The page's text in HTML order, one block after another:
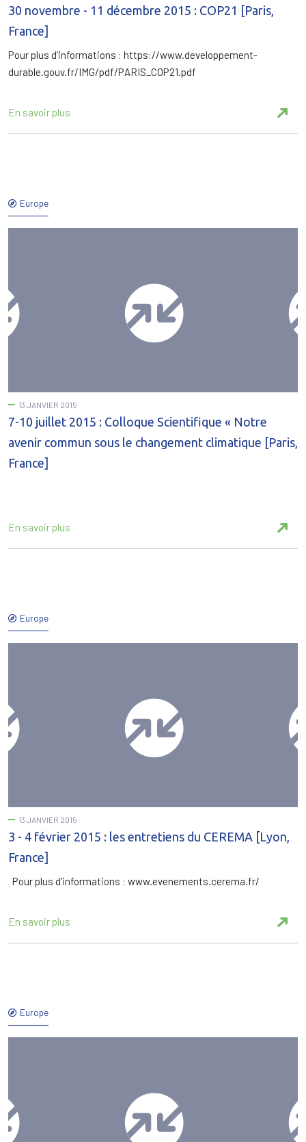
30 novembre - 11 décembre 2015 : COP21 [Paris,
France]
Pour plus d’informations : https://www.developpement-
durable.gouv.fr/IMG/pdf/PARIS_COP21.pdf
En savoir plus
Europe
13 JANVIER 2015
7-10 juillet 2015 : Colloque Scientifique « Notre
avenir commun sous le changement climatique [Paris,
France]
En savoir plus
Europe
13 JANVIER 2015
3 - 4 février 2015 : les entretiens du CEREMA [Lyon,
France]
Pour plus d’informations : www.evenements.cerema.fr/
En savoir plus
Europe